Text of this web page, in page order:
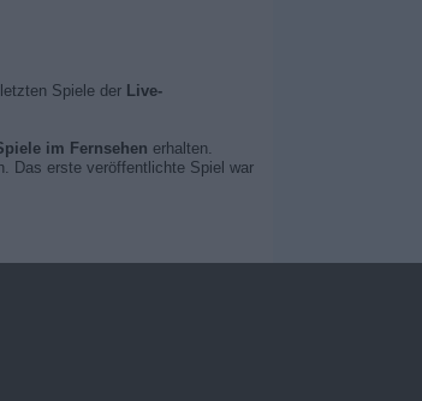
Spiele der Live-
im Fernsehen erhalten.
Das erste veröffentlichte Spiel war